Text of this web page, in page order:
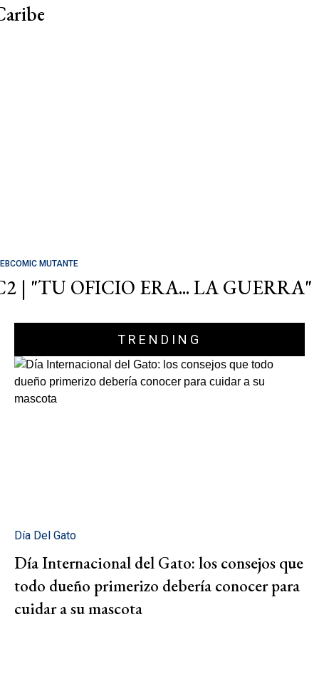
MUTANTE
| "TU OFICIO ERA... LA GUERRA"
TRENDING
Día Del Gato
Día Internacional del Gato: los consejos que
todo dueño primerizo debería conocer para
cuidar a su mascota